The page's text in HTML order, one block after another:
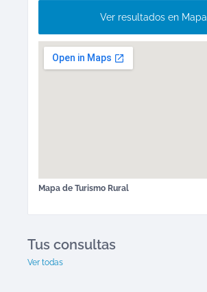
Ver resultados en Mapa
Mapa de Turismo Rural
Tus consultas
Ver todas